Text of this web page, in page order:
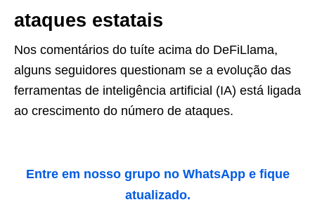
ataques estatais
Nos comentários do tuíte acima do DeFiLlama,
alguns seguidores questionam se a evolução das
ferramentas de inteligência artificial (IA) está ligada
ao crescimento do número de ataques.
Entre em nosso grupo no WhatsApp e fique
atualizado.